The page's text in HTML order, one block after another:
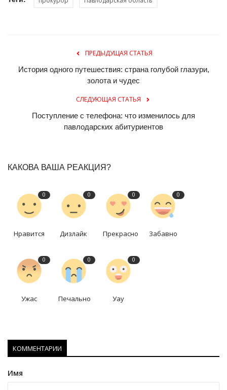
ПРЕДЫДУЩАЯ СТАТЬЯ
История одного путешествия: страна голубой глазури,
золота и чудес
СЛЕДУЮЩАЯ СТАТЬЯ
Поступление с телефона: что изменилось для
павлодарских абитуриентов
КАКОВА ВАША РЕАКЦИЯ?
0
Нравится
0
Дизлайк
0
Прекрасно
0
Забавно
0
Ужас
0
Печально
0
Уау
КОММЕНТАРИИ
Имя